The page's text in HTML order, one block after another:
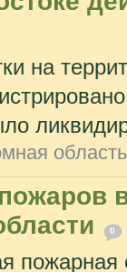
на
область
0
пожарная